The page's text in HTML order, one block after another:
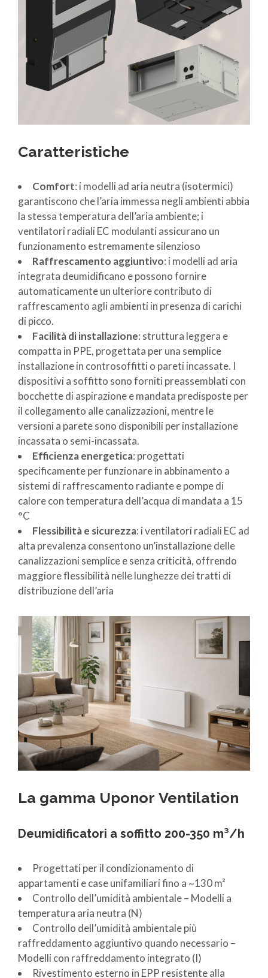
Caratteristiche
Comfort: i modelli ad aria neutra (isotermici)
garantiscono che l’aria immessa negli ambienti abbia
la stessa temperatura dell’aria ambiente; i
ventilatori radiali EC modulanti assicurano un
funzionamento estremamente silenzioso
Raffrescamento aggiuntivo: i modelli ad aria
integrata deumidificano e possono fornire
automaticamente un ulteriore contributo di
raffrescamento agli ambienti in presenza di carichi
di picco.
Facilità di installazione: struttura leggera e
compatta in PPE, progettata per una semplice
installazione in controsoffitti o pareti incassate. I
dispositivi a soffitto sono forniti preassemblati con
bocchette di aspirazione e mandata predisposte per
il collegamento alle canalizzazioni, mentre le
versioni a parete sono disponibili per installazione
incassata o semi-incassata.
Efficienza energetica: progettati
specificamente per funzionare in abbinamento a
sistemi di raffrescamento radiante e pompe di
calore con temperatura dell’acqua di mandata a 15
°C
Flessibilità e sicurezza: i ventilatori radiali EC ad
alta prevalenza consentono un’installazione delle
canalizzazioni semplice e senza criticità, offrendo
maggiore flessibilità nelle lunghezze dei tratti di
distribuzione dell’aria
La gamma Uponor Ventilation
Deumidificatori a soffitto 200-350 m³/h
Progettati per il condizionamento di
appartamenti e case unifamiliari fino a ~130 m²
Controllo dell’umidità ambientale – Modelli a
temperatura aria neutra (N)
Controllo dell’umidità ambientale più
raffreddamento aggiuntivo quando necessario –
Modelli con raffreddamento integrato (I)
Rivestimento esterno in EPP resistente alla